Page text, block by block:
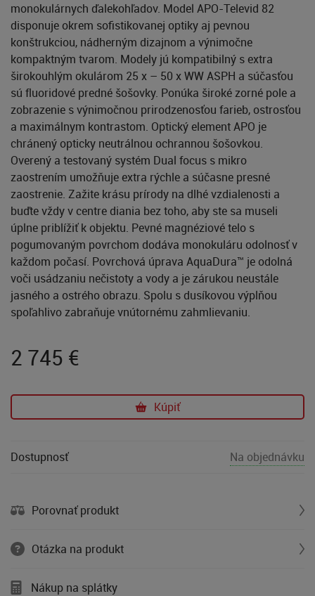
monokulárnych ďalekohľadov. Model APO-Televid 82
disponuje okrem sofistikovanej optiky aj pevnou
konštrukciou, nádherným dizajnom a výnimočne
kompaktným tvarom. Modely jú kompatibilný s extra
širokouhlým okulárom 25 x – 50 x WW ASPH a súčasťou
sú fluoridové predné šošovky. Ponúka široké zorné pole a
zobrazenie s výnimočnou prirodzenosťou farieb, ostrosťou
a maximálnym kontrastom. Optický element APO je
chránený opticky neutrálnou ochrannou šošovkou.
Overený a testovaný systém Dual focus s mikro
zaostrením umožňuje extra rýchle a súčasne presné
zaostrenie. Zažite krásu prírody na dlhé vzdialenosti a
buďte vždy v centre diania bez toho, aby ste sa museli
úplne priblížiť k objektu. Pevné magnéziové telo s
pogumovaným povrchom dodáva monokuláru odolnosť v
každom počasí. Povrchová úprava AquaDura™ je odolná
voči usádzaniu nečistoty a vody a je zárukou neustále
jasného a ostrého obrazu. Spolu s dusíkovou výplňou
spoľahlivo zabraňuje vnútornému zahmlievaniu.
2 745 €
Kúpiť
Dostupnosť Na objednávku
Porovnať produkt
Otázka na produkt
Nákup na splátky